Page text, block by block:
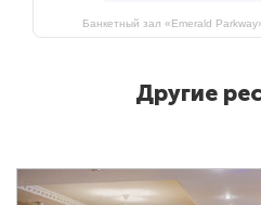
Банкетный зал «Emerald
Другие